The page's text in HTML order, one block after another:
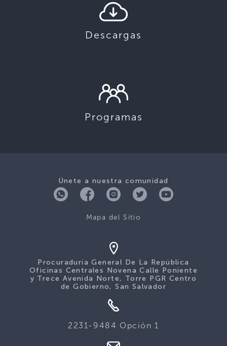
Descargas
Programas
Únete a nuestra comunidad
Mapa del Sitio
Procuraduría General De La República
Oficinas Centrales Novena Calle Poniente
y Trece Avenida Norte, Torre PGR Centro
de Gobierno, San Salvador
2231-9484 Opción 1